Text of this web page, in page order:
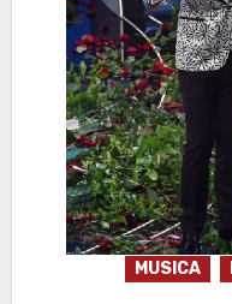
MUSICA